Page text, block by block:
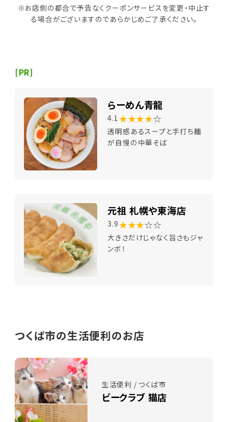
※お店側の都合で予告なくクーポンサービスを変更・中止す
る場合がございますのであらかじめご了承ください。
[PR]
らーめん青龍
4.1 ★★★★☆
透明感あるスープと手打ち麺
が自慢の中華そば
元祖 札幌や東海店
3.9 ★★★☆☆
大きさだけじゃなく旨さもジャ
ンボ！
つくば市の生活便利のお店
生活便利 / つくば市
ビークラブ 猫店